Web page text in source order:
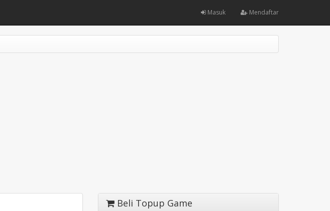
Masuk Mendaftar
Beli Topup Game